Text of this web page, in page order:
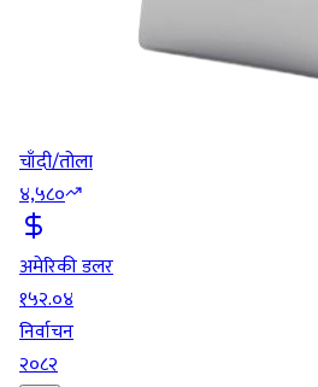
चाँदी/तोला
४,५८०
अमेरिकी डलर
१५२.०४
निर्वाचन
२०८२